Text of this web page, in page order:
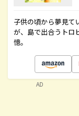
子供の頃から夢見て
が、島で出合うトロ
憶。
AD